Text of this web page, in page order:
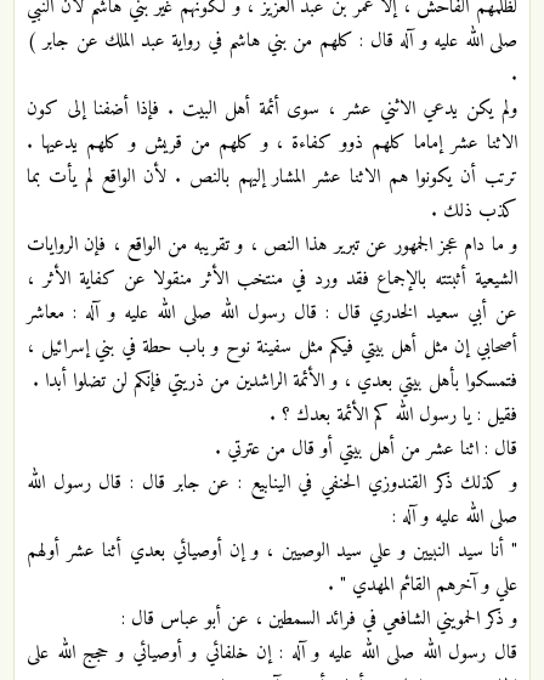
لظلمهم الفاحش ، إلا عمر بن عبد العزيز ، و لكونهم غير بني هاشم لأن النبي
صلى الله عليه و آله قال : كلهم من بني هاشم في رواية عبد الملك عن جابر )
.
ولم يكن يدعي الاثني عشر ، سوى أئمة أهل البيت . فإذا أضفنا إلى كون
الاثنا عشر إماما كلهم ذوو كفاءة ، و كلهم من قريش و كلهم يدعيها .
ترتب أن يكونوا هم الاثنا عشر المشار إليهم بالنص . لأن الواقع لم يأت بما
كذب ذلك .
و ما دام عجز الجمهور عن تبرير هذا النص ، و تقريبه من الواقع ، فإن الروايات
الشيعية أثبتته بالإجماع فقد ورد في منتخب الأثر منقولا عن كفاية الأثر ،
عن أبي سعيد الخدري قال : قال رسول الله صلى الله عليه و آله : معاشر
أصحابي إن مثل أهل بيتي فيكم مثل سفينة نوح و باب حطة في بني إسرائيل ،
فتمسكوا بأهل بيتي بعدي ، و الأئمة الراشدين من ذريتي فإنكم لن تضلوا أبدا .
فقيل : يا رسول الله كم الأئمة بعدك ؟ .
قال : اثنا عشر من أهل بيتي أو قال من عترتي .
و كذلك ذكر القندوزي الحنفي في الينابيع : عن جابر قال : قال رسول الله
صلى الله عليه و آله :
" أنا سيد النبيين و علي سيد الوصيين ، و إن أوصيائي بعدي أثنا عشر أولهم
علي و آخرهم القائم المهدي " .
و ذكر الحمويني الشافعي في فرائد السمطين ، عن أبو عباس قال :
قال رسول الله صلى الله عليه و آله : إن خلفائي و أوصيائي و حجج الله على